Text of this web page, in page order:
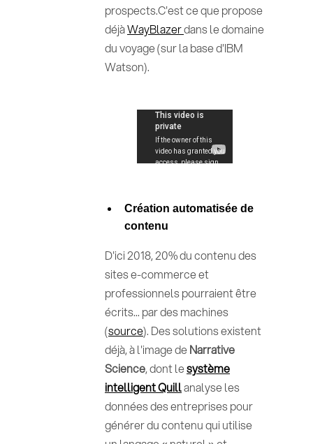
prospects.C'est ce que propose
déjàWayBlazerdans le domaine
du voyage (sur la base d'IBM
Watson).
Création automatisée de
contenu
D'ici 2018, 20% du contenu des
sites e-commerce et
professionnels pourraient être
écrits... par des machines
(source). Des solutions existent
déjà, à l'image deNarrative
Science, dont lesystème
intelligent Quillanalyse les
données des entreprises pour
générer du contenu qui utilise